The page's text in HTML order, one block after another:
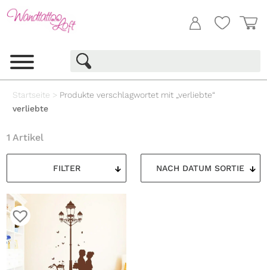
Startseite > Produkte verschlagwortet mit „verliebte“
verliebte
FILTER
1 Artikel